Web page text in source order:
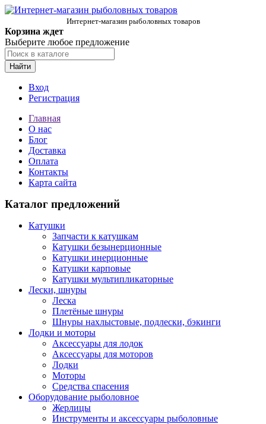
Интернет-магазин рыболовных товаров
Корзина ждет
Выберите любое предложение
Найти
Вход
Регистрация
Главная
О нас
Блог
Доставка
Оплата
Контакты
Карта сайта
Каталог предложений
Катушки
Запчасти к катушкам
Катушки безынерционные
Катушки инерционные
Катушки карповые
Катушки мультипликаторные
Лески, шнуры
Леска
Плетёные шнуры
Шнуры нахлыстовые, подлески, бэкинги
Лодки и моторы
Аксессуары для лодок
Аксессуары для моторов
Лодки
Моторы
Средства спасения
Оборудование рыболовное
Жерлицы
Инструменты и аксессуары рыболовные